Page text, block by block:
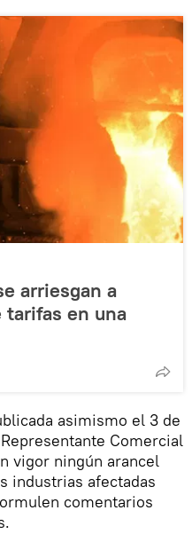
arriesgan a
en una
asimismo el 3 de
Comercial
vigor ningún arancel
industrias afectadas
comentarios